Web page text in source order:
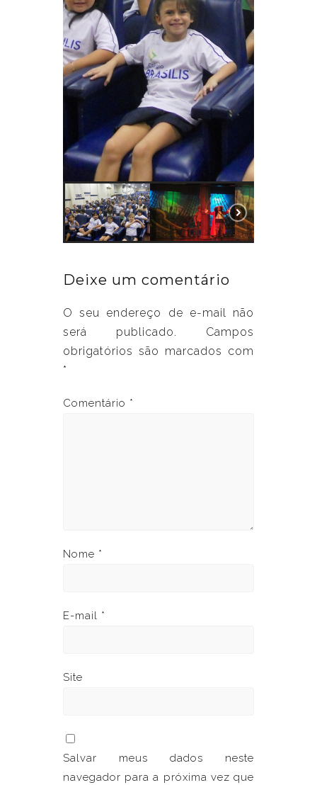
Deixe um comentário
O seu endereço de e-mail não
será publicado.
Campos
obrigatórios são marcados com
*
Comentário *
Nome *
E-mail *
Site
Salvar meus dados neste
navegador para a próxima vez que